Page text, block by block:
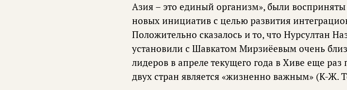
Азия – это единый организм», были
новых инициатив с целью развития
Положительно сказалось и то, что Нурсултан
установили с Шавкатом Мирзиёевым очень
лидеров в апреле текущего года в Хиве еще
двух стран является «жизненно важным» (К-Ж.